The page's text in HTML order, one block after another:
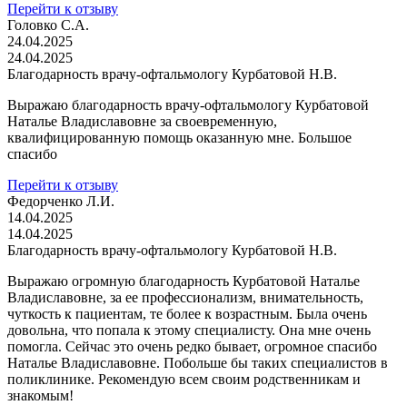
Перейти к отзыву
Головко С.А.
24.04.2025
24.04.2025
Благодарность врачу-офтальмологу Курбатовой Н.В.
Выражаю благодарность врачу-офтальмологу Курбатовой
Наталье Владиславовне за своевременную,
квалифицированную помощь оказанную мне. Большое
спасибо
Перейти к отзыву
Федорченко Л.И.
14.04.2025
14.04.2025
Благодарность врачу-офтальмологу Курбатовой Н.В.
Выражаю огромную благодарность Курбатовой Наталье
Владиславовне, за ее профессионализм, внимательность,
чуткость к пациентам, те более к возрастным. Была очень
довольна, что попала к этому специалисту. Она мне очень
помогла. Сейчас это очень редко бывает, огромное спасибо
Наталье Владиславовне. Побольше бы таких специалистов в
поликлинике. Рекомендую всем своим родственникам и
знакомым!